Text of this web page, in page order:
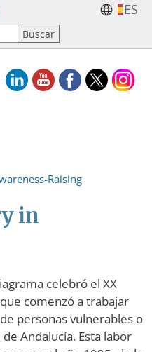
ES
Raising
in
celebró el XX
comenzó a trabajar
personas vulnerables o
Andalucía. Esta labor